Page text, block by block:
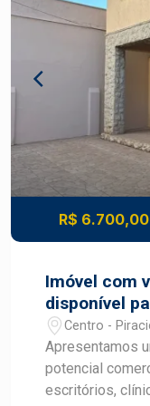
R$
Imóvel com
disponível
Centro de
Centro -
Apresentamos
potencial
escritórios,